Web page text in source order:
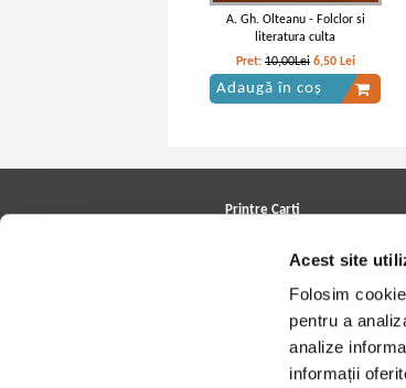
Acest site
Folosim
pentru a
analize
informații
A. Gh. Olteanu - Folclor si
literatura culta
Pret: 10,00Lei 6,50 Lei
Adaugă în coș
Printre Carti
Cele mai căutate cărți
Blog Printre Carti
Cărţi sub 5 lei
Cărţi sub 8 lei